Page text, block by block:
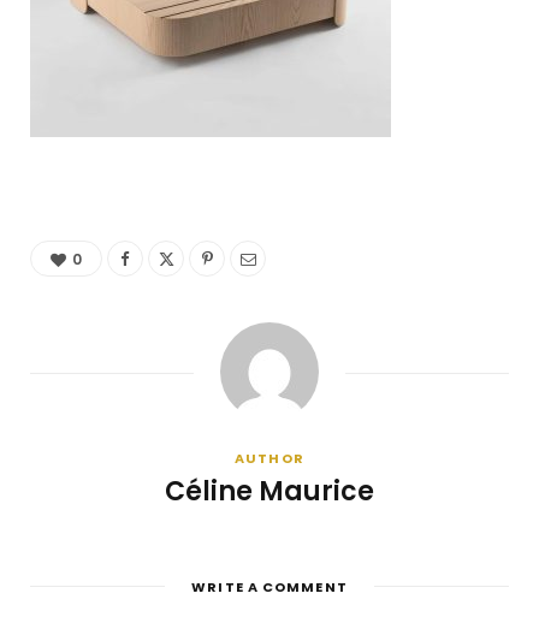
0
AUTHOR
Céline Maurice
WRITE A COMMENT